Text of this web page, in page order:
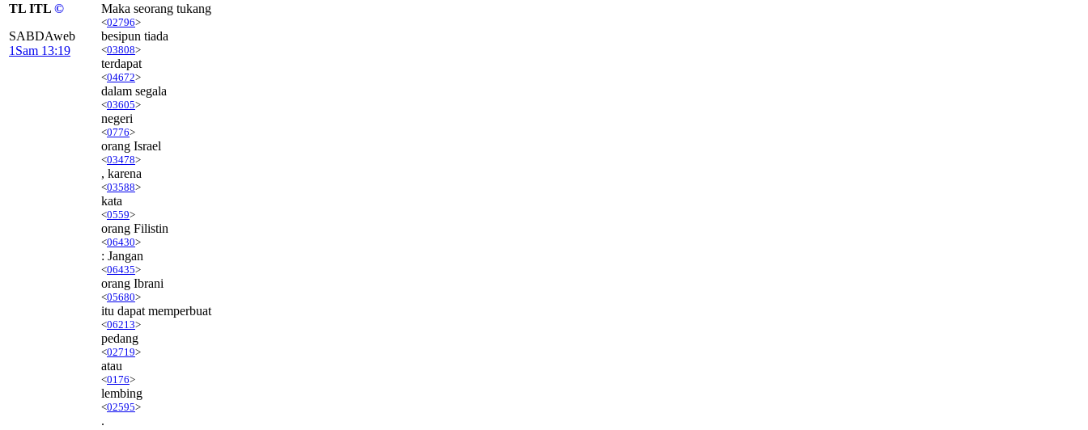
TL ITL ©
SABDAweb
1Sam 13:19
Maka seorang tukang
<02796>
besipun tiada
<03808>
terdapat
<04672>
dalam segala
<03605>
negeri
<0776>
orang Israel
<03478>
, karena
<03588>
kata
<0559>
orang Filistin
<06430>
: Jangan
<06435>
orang Ibrani
<05680>
itu dapat memperbuat
<06213>
pedang
<02719>
atau
<0176>
lembing
<02595>
.